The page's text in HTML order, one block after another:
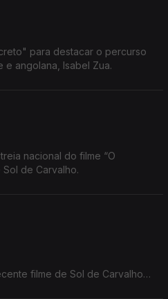
para destacar o percurso
angolana, Isabel Zua.
nacional do filme “O
de Carvalho.
filme de Sol de Carvalho